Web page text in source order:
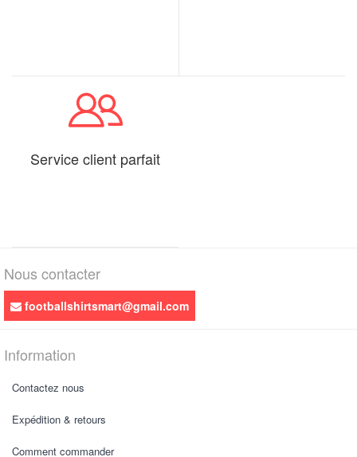
Service client parfait
Nous contacter
footballshirtsmart@gmail.com
Information
Contactez nous
Expédition & retours
Comment commander